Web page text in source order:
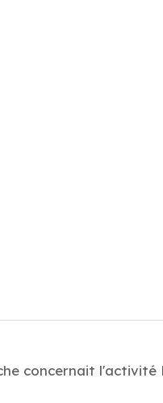
concernait l'activité